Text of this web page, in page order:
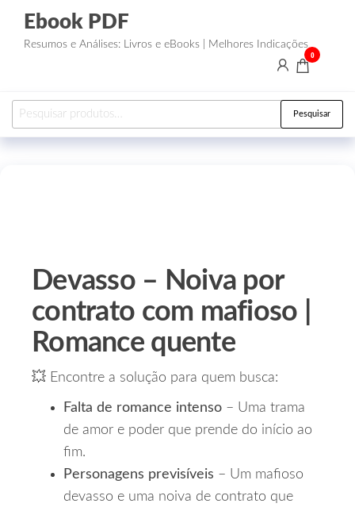
Ebook PDF
Resumos e Análises: Livros e eBooks | Melhores Indicações
0
Pesquisar
Devasso – Noiva por
contrato com mafioso |
Romance quente
💥 Encontre a solução para quem busca:
Falta de romance intenso – Uma trama
de amor e poder que prende do início ao
fim.
Personagens previsíveis – Um mafioso
devasso e uma noiva de contrato que